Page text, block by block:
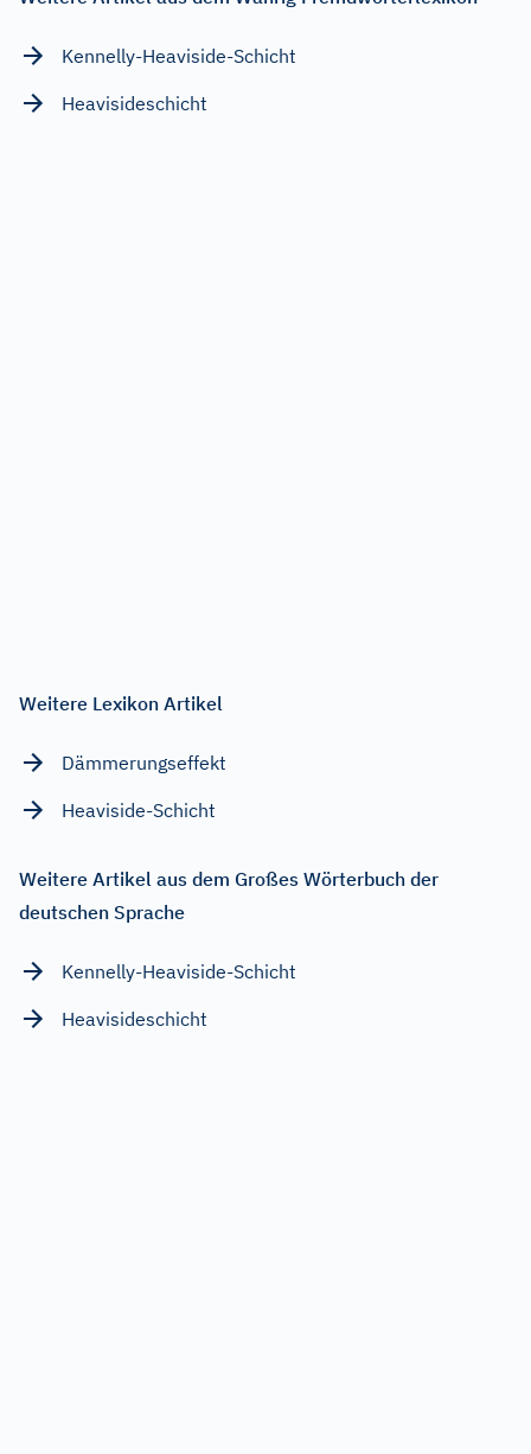
Kennelly-Heaviside-Schicht
Heavisideschicht
Weitere Lexikon Artikel
Dämmerungseffekt
Heaviside-Schicht
Weitere Artikel aus dem Großes Wörterbuch der
deutschen Sprache
Kennelly-Heaviside-Schicht
Heavisideschicht